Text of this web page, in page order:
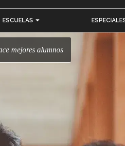
ESCUELAS
mejores alumnos